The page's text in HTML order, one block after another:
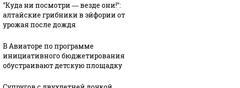
"Куда ни посмотри — везде они!":
алтайские грибники в эйфории от
урожая после дождя
В Авиаторе по программе
инициативного бюджетирования
обустраивают детскую площадку